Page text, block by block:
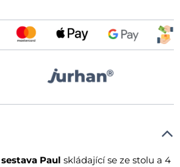
Paul skládající se ze stolu a 4